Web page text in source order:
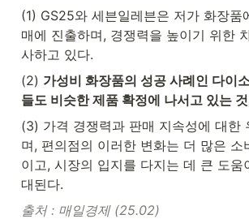
(1) GS25와 세븐일레븐은 저가 화장품
매에 진출하며, 경쟁력을 높이기 위한
사하고 있다.
(2) 가성비 화장품의 성공 사례인 다이
들도 비슷한 제품 확정에 나서고 있는
(3) 가격 경쟁력과 판매 지속성에 대한
며, 편의점의 이러한 변화는 더 많은 소
이고, 시장의 입지를 다지는 데 큰 도움
대된다.
출처 : 매일경제 (25.02)